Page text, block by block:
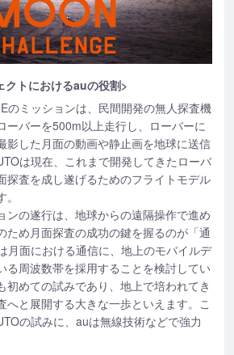
クトにおけるauの役割>
のミッションは、民間開発の無人探査機
ーバーを500m以上走行し、ローバーに
影した月面の動画や静止画を地球に送信
は現在、これまで開発してきたローバ
探査を成し遂げるためのフライトモデル
ンの遂行は、地球からの遠隔操作で進め
ため月面探査の成功の鍵を握るのが「通
月面における通信に、地上のモバイルデ
る周波数帯を採用することを検討してい
初めての試みであり、地上で培われてき
へと展開する大きな一歩といえます。こ
の試みに、auは無線技術などで強力